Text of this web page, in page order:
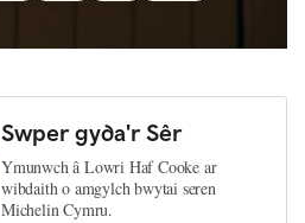
Swper gyda'r Sêr
Ymunwch â Lowri Haf Cooke ar
wibdaith o amgylch bwytai seren
Michelin Cymru.